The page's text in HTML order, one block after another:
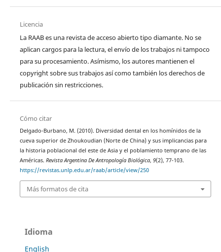
Licencia
La RAAB es una revista de acceso abierto tipo diamante. No se
aplican cargos para la lectura, el envío de los trabajos ni tampoco
para su procesamiento. Asímismo, los autores mantienen el
copyright sobre sus trabajos así como también los derechos de
publicación sin restricciones.
Cómo citar
Delgado-Burbano, M. (2010). Diversidad dental en los homínidos de la
cueva superior de Zhoukoudian (Norte de China) y sus implicancias para
la historia poblacional del este de Asia y el poblamiento temprano de las
Américas. Revista Argentina De Antropología Biológica, 9(2), 77-103.
https://revistas.unlp.edu.ar/raab/article/view/250
Más formatos de cita
Idioma
English